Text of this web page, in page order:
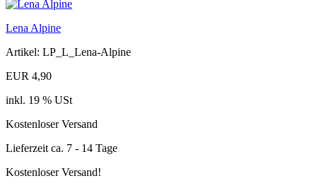
Lena Alpine
Artikel: LP_L_Lena-Alpine
EUR 4,90
inkl. 19 % USt
Kostenloser Versand
Lieferzeit ca. 7 - 14 Tage
Kostenloser Versand!